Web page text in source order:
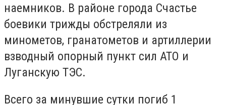
наемников. В районе города Счастье
боевики трижды обстреляли из
минометов, гранатометов и артиллерии
взводный опорный пункт сил АТО и
Луганскую ТЭС.
Всего за минувшие сутки погиб 1